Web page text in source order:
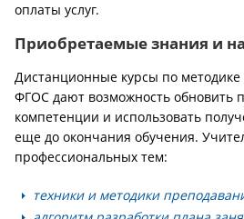
оплаты услуг.
Приобретаемые знания и
Дистанционные курсы по
ФГОС дают возможность обновить
компетенции и использовать
еще до окончания обучения.
профессиональных тем:
техники и методики